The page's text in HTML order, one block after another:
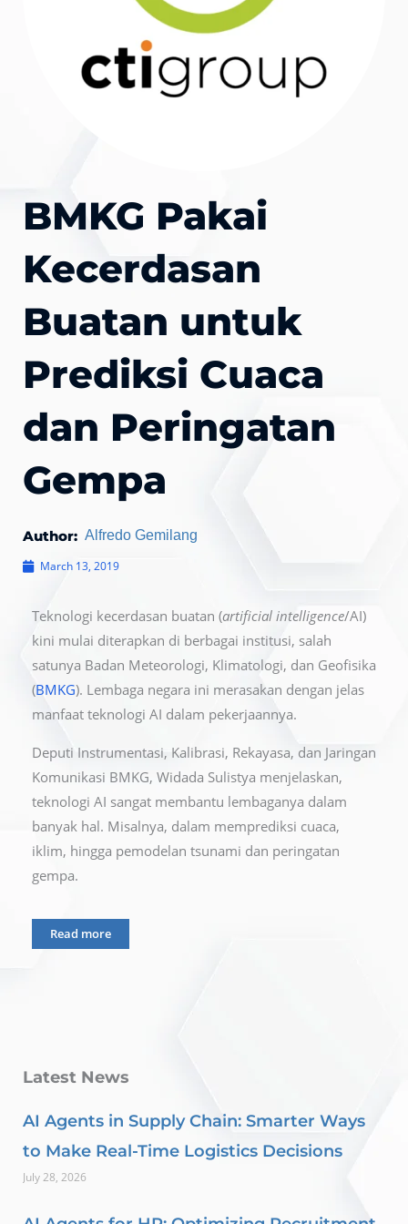
BMKG Pakai
Kecerdasan
Buatan untuk
Prediksi Cuaca
dan Peringatan
Gempa
Author: Alfredo Gemilang
March 13, 2019
Teknologi kecerdasan buatan (artificial intelligence/AI)
kini mulai diterapkan di berbagai institusi, salah
satunya Badan Meteorologi, Klimatologi, dan Geofisika
(BMKG). Lembaga negara ini merasakan dengan jelas
manfaat teknologi AI dalam pekerjaannya.
Deputi Instrumentasi, Kalibrasi, Rekayasa, dan Jaringan
Komunikasi BMKG, Widada Sulistya menjelaskan,
teknologi AI sangat membantu lembaganya dalam
banyak hal. Misalnya, dalam memprediksi cuaca,
iklim, hingga pemodelan tsunami dan peringatan
gempa.
Read more
Latest News
AI Agents in Supply Chain: Smarter Ways
to Make Real-Time Logistics Decisions
July 28, 2026